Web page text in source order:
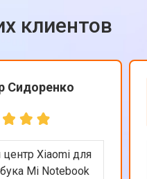
клиентов
Сидоренко
Xiaomi для
Mi Notebook